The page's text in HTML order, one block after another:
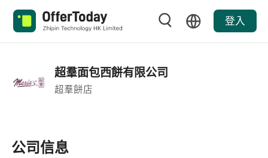
登入
超羣面包西餅有限公司
超羣餅店
公司信息